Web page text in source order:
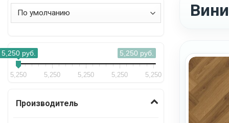
Сортировка товаров
5,250 руб.
5,250 руб.
5,250 5,250 5,250 5,250 5,250
Производитель